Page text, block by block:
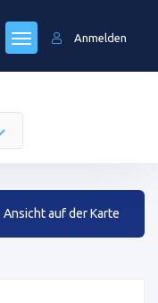
Anmelden
Ansicht auf der Karte